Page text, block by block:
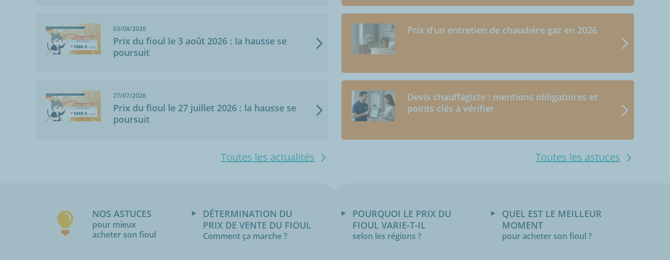
03/08/2026
Prix du fioul le 3 août 2026 : la hausse se
poursuit
27/07/2026
Prix du fioul le 27 juillet 2026 : la hausse se
poursuit
Toutes les actualités
Prix d'un entretien de chaudière gaz en 2026
Devis chauffagiste : mentions obligatoires et
points clés à vérifier
Toutes les astuces
NOS ASTUCES
pour mieux
acheter son fioul
DÉTERMINATION DU
PRIX DE VENTE DU FIOUL
Comment ça marche ?
POURQUOI LE PRIX DU
FIOUL VARIE-T-IL
selon les régions ?
QUEL EST LE MEILLEUR
MOMENT
pour acheter son fioul ?